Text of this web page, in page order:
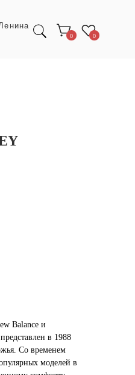
Balance и
в 1988
Со временем
моделей в